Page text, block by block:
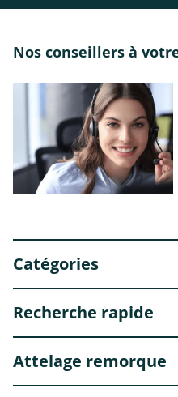
Nos conseillers à
Catégories
Recherche rapide
Attelage remorque